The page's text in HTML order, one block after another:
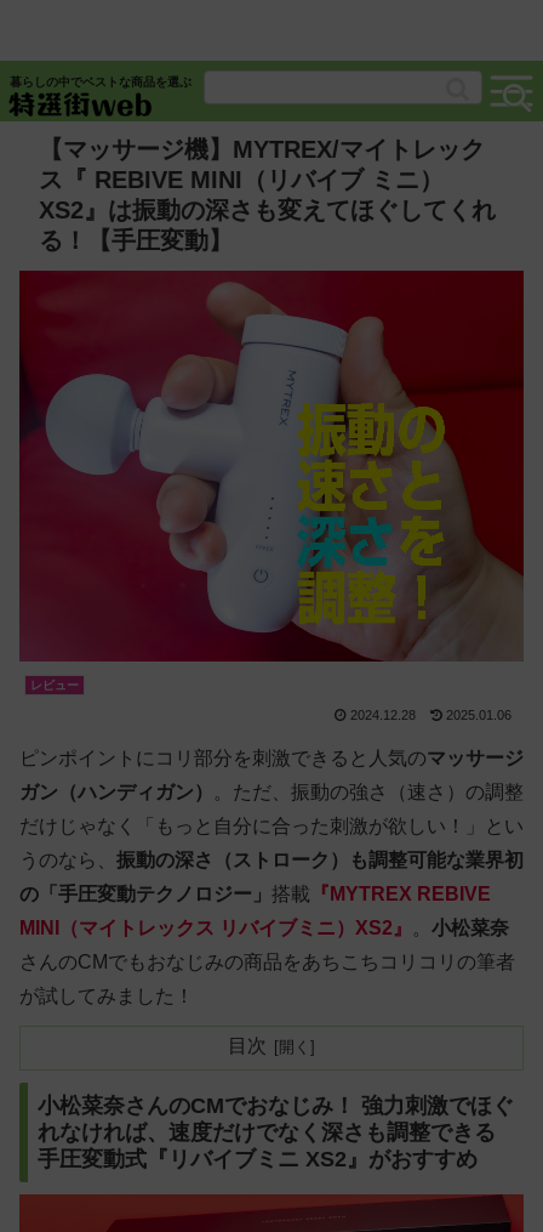
暮らしの中でベストな商品を選ぶ
【マッサージ機】MYTREX/マイトレック
ス『 REBIVE MINI（リバイブ ミニ）
XS2』は振動の深さも変えてほぐしてくれ
る！【手圧変動】
レビュー
2024.12.28 2025.01.06
ピンポイントにコリ部分を刺激できると人気のマッサージ
ガン（ハンディガン）
。ただ、振動の強さ（速さ）の調整
だけじゃなく「もっと自分に合った刺激が欲しい！」とい
うのなら、 振動の深さ（ストローク）も調整可能な業界初
の「手圧変動テクノロジー」 搭載 『MYTREX REBIVE
MINI（マイトレックス リバイブミニ）XS2』
。 小松菜奈
さんのCMでもおなじみの商品をあちこちコリコリの筆者
が試してみました！
目次
小松菜奈さんのCMでおなじみ！ 強力刺激でほぐ
れなければ、速度だけでなく深さも調整できる
手圧変動式『リバイブミニ XS2』がおすすめ